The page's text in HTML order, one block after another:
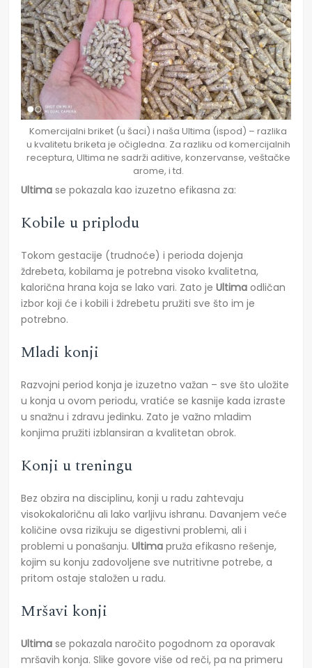
Komercijalni briket (u šaci) i naša Ultima (ispod) – razlika
u kvalitetu briketa je očigledna. Za razliku od komercijalnih
receptura, Ultima ne sadrži aditive, konzervanse, veštačke
arome, i td.
Ultima se pokazala kao izuzetno efikasna za:
Kobile u priplodu
Tokom gestacije (trudnoće) i perioda dojenja
ždrebeta, kobilama je potrebna visoko kvalitetna,
kalorična hrana koja se lako vari. Zato jeUltima odličan
izbor koji će i kobili i ždrebetu pružiti sve što im je
potrebno.
Mladi konji
Razvojni period konja je izuzetno važan – sve što uložite
u konja u ovom periodu, vratiće se kasnije kada izraste
u snažnu i zdravu jedinku. Zato je važno mladim
konjima pružiti izblansiran a kvalitetan obrok.
Konji u treningu
Bez obzira na disciplinu, konji u radu zahtevaju
visokokaloričnu ali lako varljivu ishranu. Davanjem veće
količine ovsa rizikuju se digestivni problemi, ali i
problemi u ponašanju.Ultima pruža efikasno rešenje,
kojim su konju zadovoljene sve nutritivne potrebe, a
pritom ostaje staložen u radu.
Mršavi konji
Ultima se pokazala naročito pogodnom za oporavak
mršavih konja. Slike govore više od reči, pa na primeru